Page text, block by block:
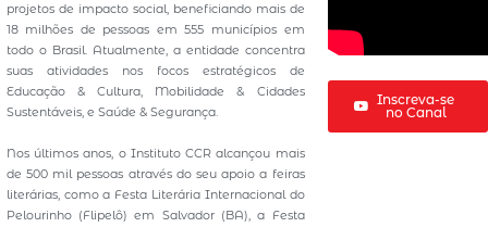
projetos de impacto social, beneficiando mais de
18 milhões de pessoas em 555 municípios em
todo o Brasil. Atualmente, a entidade concentra
suas atividades nos focos estratégicos de
Educação & Cultura, Mobilidade & Cidades
Sustentáveis, e Saúde & Segurança.
Nos últimos anos, o Instituto CCR alcançou mais
de 500 mil pessoas através do seu apoio a feiras
literárias, como a Festa Literária Internacional do
Pelourinho (Flipelô) em Salvador (BA), a Festa
Inscreva-se
no Canal